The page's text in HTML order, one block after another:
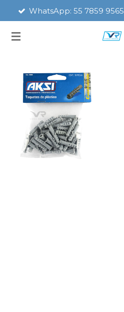
contenido
WhatsApp: 55 7859 9565